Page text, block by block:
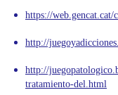
https://web.gencat.cat/
http://
http://
tratamiento-del.html